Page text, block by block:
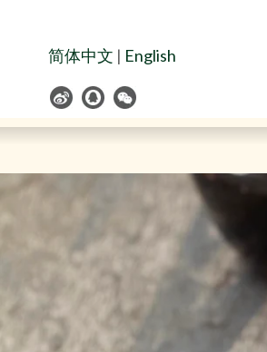
Navigation简体中文 | English